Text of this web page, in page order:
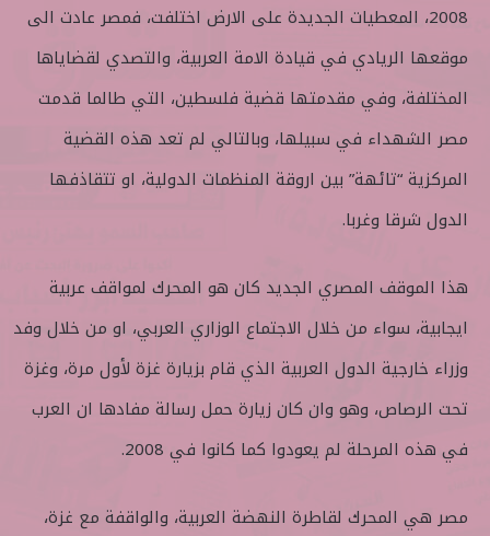
2008، المعطيات الجديدة على الارض اختلفت، فمصر عادت الى
موقعها الريادي في قيادة الامة العربية، والتصدي لقضاياها
المختلفة، وفي مقدمتها قضية فلسطين، التي طالما قدمت
مصر الشهداء في سبيلها، وبالتالي لم تعد هذه القضية
المركزية “تائهة” بين اروقة المنظمات الدولية، او تتقاذفها
الدول شرقا وغربا.
هذا الموقف المصري الجديد كان هو المحرك لمواقف عربية
ايجابية، سواء من خلال الاجتماع الوزاري العربي، او من خلال وفد
وزراء خارجية الدول العربية الذي قام بزيارة غزة لأول مرة، وغزة
تحت الرصاص، وهو وان كان زيارة حمل رسالة مفادها ان العرب
في هذه المرحلة لم يعودوا كما كانوا في 2008.
مصر هي المحرك لقاطرة النهضة العربية، والواقفة مع غزة،